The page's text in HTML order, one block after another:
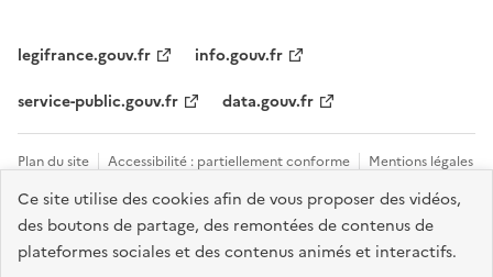
Ce site utilise des cookies afin de vous proposer des vidéos,
des boutons de partage, des remontées de contenus de
plateformes sociales et des contenus animés et interactifs.
legifrance.gouv.fr
info.gouv.fr
service-public.gouv.fr
data.gouv.fr
Plan du site Accessibilité : partiellement conforme
Mentions légales
Données personnelles et gestion des cookies
Nous contacter
Gestion des cookies